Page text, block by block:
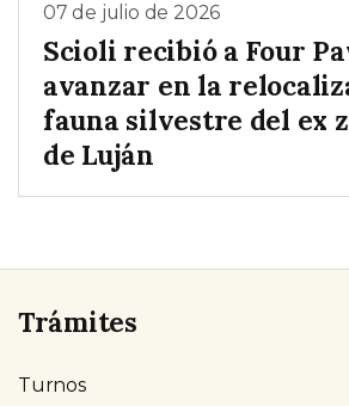
07 de julio de 2026
Scioli recibió a Four
avanzar en la
fauna silvestre del ex
de Luján
Trámites
Turnos